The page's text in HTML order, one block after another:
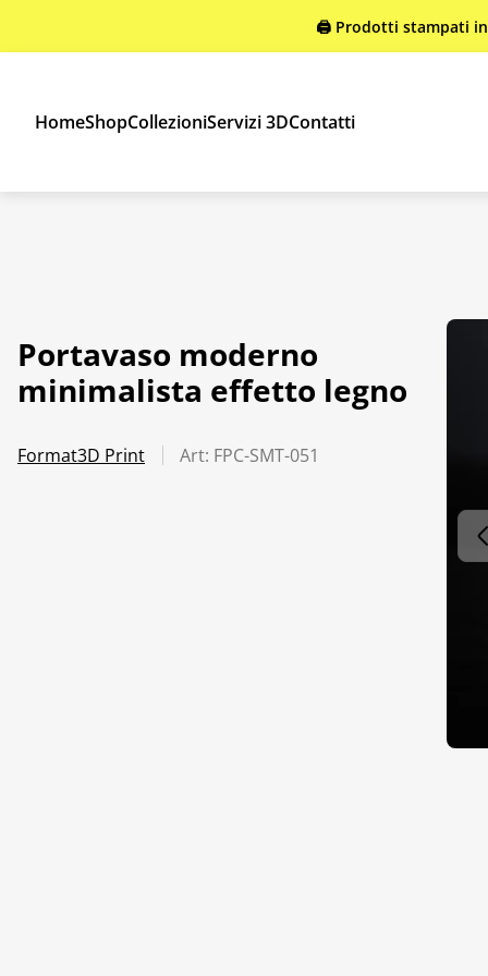
🖨️ Prodotti stampati in
HomeShopCollezioniServizi 3DContatti
Portavaso moderno
minimalista effetto legno
Format3D Print Art: FPC-SMT-051